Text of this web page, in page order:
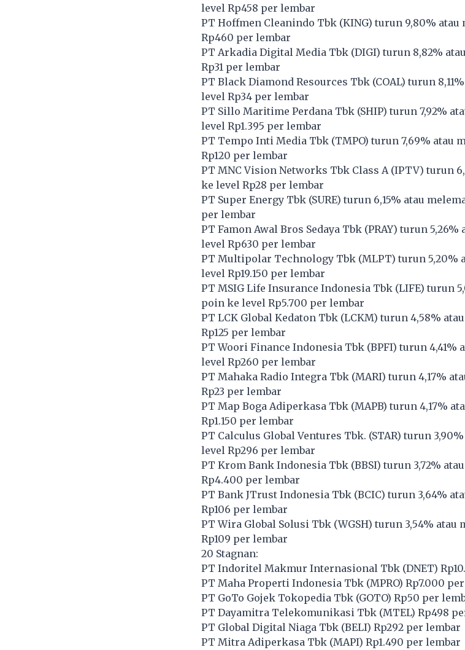
level Rp458 per lembar
PT Hoffmen Cleanindo Tbk (KING) turun 9,80% atau
Rp460 per lembar
PT Arkadia Digital Media Tbk (DIGI) turun 8,82%
Rp31 per lembar
PT Black Diamond Resources Tbk (COAL) turun
level Rp34 per lembar
PT Sillo Maritime Perdana Tbk (SHIP) turun 7,92%
level Rp1.395 per lembar
PT Tempo Inti Media Tbk (TMPO) turun 7,69% atau
Rp120 per lembar
PT MNC Vision Networks Tbk Class A (IPTV) turun
ke level Rp28 per lembar
PT Super Energy Tbk (SURE) turun 6,15% atau
per lembar
PT Famon Awal Bros Sedaya Tbk (PRAY) turun 5,26%
level Rp630 per lembar
PT Multipolar Technology Tbk (MLPT) turun 5,20%
level Rp19.150 per lembar
PT MSIG Life Insurance Indonesia Tbk (LIFE) turun
poin ke level Rp5.700 per lembar
PT LCK Global Kedaton Tbk (LCKM) turun 4,58%
Rp125 per lembar
PT Woori Finance Indonesia Tbk (BPFI) turun 4,41%
level Rp260 per lembar
PT Mahaka Radio Integra Tbk (MARI) turun 4,17%
Rp23 per lembar
PT Map Boga Adiperkasa Tbk (MAPB) turun 4,17%
Rp1.150 per lembar
PT Calculus Global Ventures Tbk. (STAR) turun
level Rp296 per lembar
PT Krom Bank Indonesia Tbk (BBSI) turun 3,72%
Rp4.400 per lembar
PT Bank JTrust Indonesia Tbk (BCIC) turun 3,64%
Rp106 per lembar
PT Wira Global Solusi Tbk (WGSH) turun 3,54% atau
Rp109 per lembar
20 Stagnan:
PT Indoritel Makmur Internasional Tbk (DNET)
PT Maha Properti Indonesia Tbk (MPRO) Rp7.000
PT GoTo Gojek Tokopedia Tbk (GOTO) Rp50 per
PT Dayamitra Telekomunikasi Tbk (MTEL) Rp498
PT Global Digital Niaga Tbk (BELI) Rp292 per lembar
PT Mitra Adiperkasa Tbk (MAPI) Rp1.490 per lembar